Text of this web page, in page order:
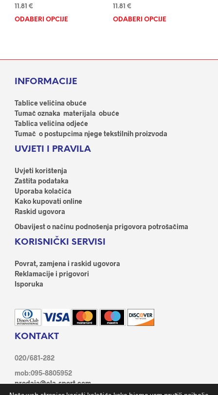
11.81 €
ODABERI OPCIJE
Ovaj
varijanti.
na
proizvoda
11.81 €
ODABERI OPCIJE
INFORMACIJE
Tablice veličina obuće
Tumač oznaka materijala obuće
Tablica veličina odjeće
Tumač o postupcima njege tekstilnih proizvoda
UVJETI I PRAVILA
Uvjeti korištenja
Zaštita podataka
Uporaba kolačića
Kako kupovati online
Raskid ugovora
Obavijest o načinu podnošenja prigovora potrošačima
KORISNIČKI SERVISI
Povrat, zamjena i raskid ugovora
Reklamacije i prigovori
Isporuka
KONTAKT
020/681-282
mob:095-8805952
prodaja@ela-sport.com
Ante Starčević 21/1, 20350 Metković